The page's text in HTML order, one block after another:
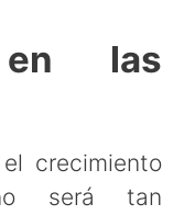
las
crecimiento
será tan